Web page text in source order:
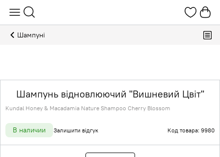
Шампуні
Шампунь відновлюючий "Вишневий Цвіт"
Kundal Honey & Macadamia Nature Shampoo Cherry Blossom
В наличии Залишити відгук Код товара: 9980